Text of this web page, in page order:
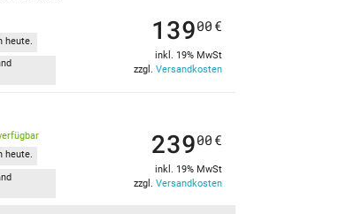
heute.
13900 €
inkl. 19% MwSt
zzgl. Versandkosten
heute.
23900 €
inkl. 19% MwSt
zzgl. Versandkosten